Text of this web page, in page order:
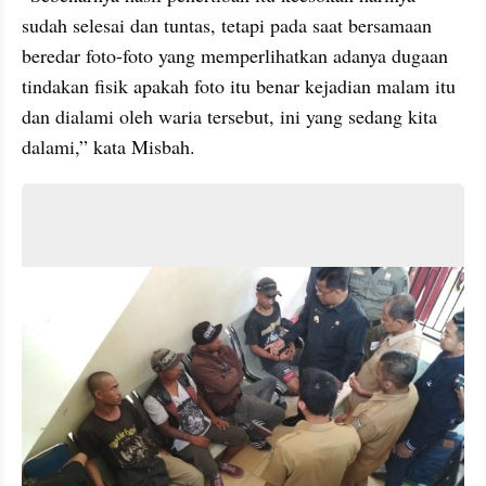
sudah selesai dan tuntas, tetapi pada saat bersamaan
beredar foto-foto yang memperlihatkan adanya dugaan
tindakan fisik apakah foto itu benar kejadian malam itu
dan dialami oleh waria tersebut, ini yang sedang kita
dalami,” kata Misbah.